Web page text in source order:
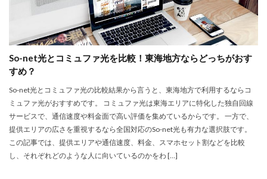
So-net光とコミュファ光を比較！東海地方ならどっちがおす
すめ？
So-net光とコミュファ光の比較結果から言うと、東海地方で利用するならコ
ミュファ光がおすすめです。 コミュファ光は東海エリアに特化した独自回線
サービスで、通信速度や料金面で高い評価を集めているからです。 一方で、
提供エリアの広さを重視するなら全国対応のSo-net光も有力な選択肢です。
この記事では、提供エリアや通信速度、料金、スマホセット割などを比較
し、それぞれどのような人に向いているのかをわ […]